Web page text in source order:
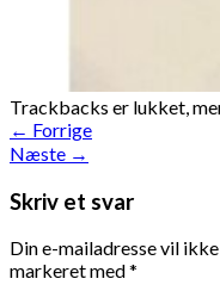
Trackbacks er lukket,
← Forrige
Næste →
Skriv et svar
Din e-mailadresse vil
markeret med*